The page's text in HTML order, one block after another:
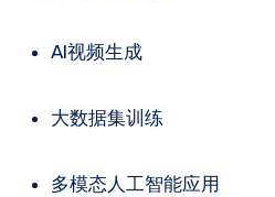
AI视频生成
大数据集训练
多模态人工智能应用